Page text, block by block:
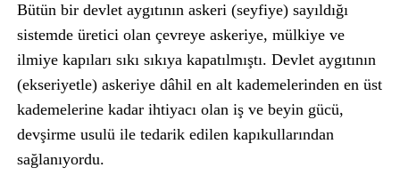
Bütün bir devlet aygıtının askeri (seyfiye) sayıldığı
sistemde üretici olan çevreye askeriye, mülkiye ve
ilmiye kapıları sıkı sıkıya kapatılmıştı. Devlet aygıtının
(ekseriyetle) askeriye dâhil en alt kademelerinden en üst
kademelerine kadar ihtiyacı olan iş ve beyin gücü,
devşirme usulü ile tedarik edilen kapıkullarından
sağlanıyordu.